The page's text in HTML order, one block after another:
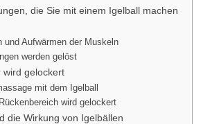
die Sie mit einem Igelball machen
und Aufwärmen der Muskeln
werden gelöst
wird gelockert
mit dem Igelball
wird gelockert
die Wirkung von Igelbällen